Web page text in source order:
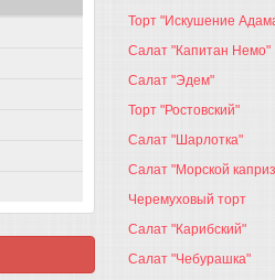
Торт "Искушение
Салат "Капитан Немо"
Салат "Эдем"
Торт "Ростовский"
Салат "Шарлотка"
Салат "Морской
Черемуховый торт
Салат "Карибский"
Салат "Чебурашка"